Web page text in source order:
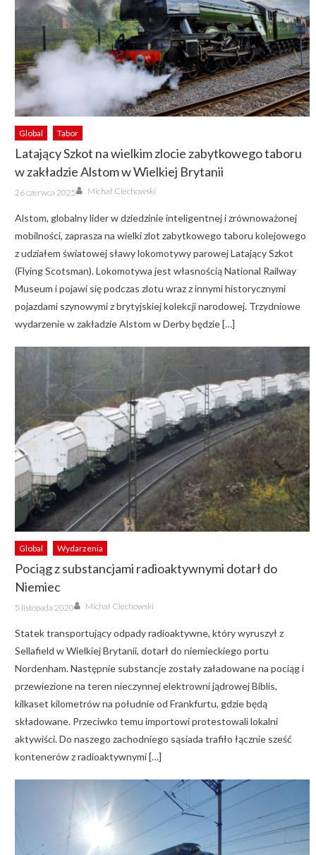
Global Tabor
Latający Szkot na wielkim zlocie zabytkowego taboru
w zakładzie Alstom w Wielkiej Brytanii
Posted
on
26 czerwca 2025 Author
Michał Ciechowski
Alstom, globalny lider w dziedzinie inteligentnej i zrównoważonej
mobilności, zaprasza na wielki zlot zabytkowego taboru kolejowego
z udziałem światowej sławy lokomotywy parowej Latający Szkot
(Flying Scotsman). Lokomotywa jest własnością National Railway
Museum i pojawi się podczas zlotu wraz z innymi historycznymi
pojazdami szynowymi z brytyjskiej kolekcji narodowej. Trzydniowe
wydarzenie w zakładzie Alstom w Derby będzie […]
Global Wydarzenia
Pociąg z substancjami radioaktywnymi dotarł do
Niemiec
Posted
on
5 listopada 2020 Author
Michał Ciechowski
Statek transportujący odpady radioaktywne, który wyruszył z
Sellafield w Wielkiej Brytanii, dotarł do niemieckiego portu
Nordenham. Następnie substancje zostały załadowane na pociąg i
przewiezione na teren nieczynnej elektrowni jądrowej Biblis,
kilkaset kilometrów na południe od Frankfurtu, gdzie będą
składowane. Przeciwko temu importowi protestowali lokalni
aktywiści. Do naszego zachodniego sąsiada trafiło łącznie sześć
kontenerów z radioaktywnymi […]